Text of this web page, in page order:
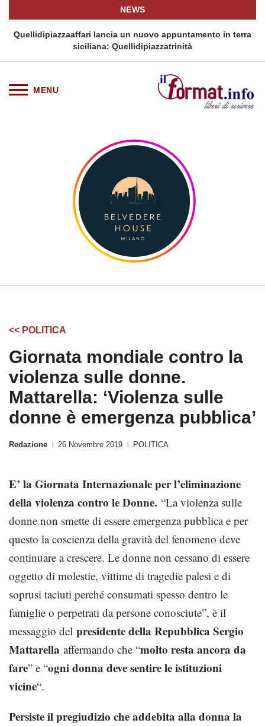
NEWS
Quellidipiazzaaffari lancia un nuovo appuntamento in terra
siciliana: Quellidipiazzatrinità
<< POLITICA
Giornata mondiale contro la
violenza sulle donne.
Mattarella: ‘Violenza sulle
donne è emergenza pubblica’
Redazione 26 Novembre 2019 POLITICA
E’ la Giornata Internazionale per l’eliminazione
della violenza contro le Donne. “La violenza sulle
donne non smette di essere emergenza pubblica e per
questo la coscienza della gravità del fenomeno deve
continuare a crescere. Le donne non cessano di essere
oggetto di molestie, vittime di tragedie palesi e di
soprusi taciuti perché consumati spesso dentro le
famiglie o perpetrati da persone conosciute”, è il
messaggio del presidente della Repubblica Sergio
Mattarella affermando che “molto resta ancora da
fare” e “ogni donna deve sentire le istituzioni
vicine“.
Persiste il pregiudizio che addebita alla donna la